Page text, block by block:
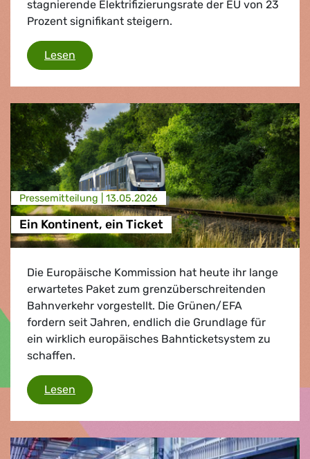
stagnierende Elektrifizierungsrate der EU von 23
Prozent signifikant steigern.
Lesen Hitzewellen und Rekordtemperaturen
Presse­mitteilung | 13.05.2026
Ein Kontinent, ein Ticket
Die Europäische Kommission hat heute ihr lange
erwartetes Paket zum grenzüberschreitenden
Bahnverkehr vorgestellt. Die Grünen/EFA
fordern seit Jahren, endlich die Grundlage für
ein wirklich europäisches Bahnticketsystem zu
schaffen.
Lesen Ein Kontinent, ein Ticket